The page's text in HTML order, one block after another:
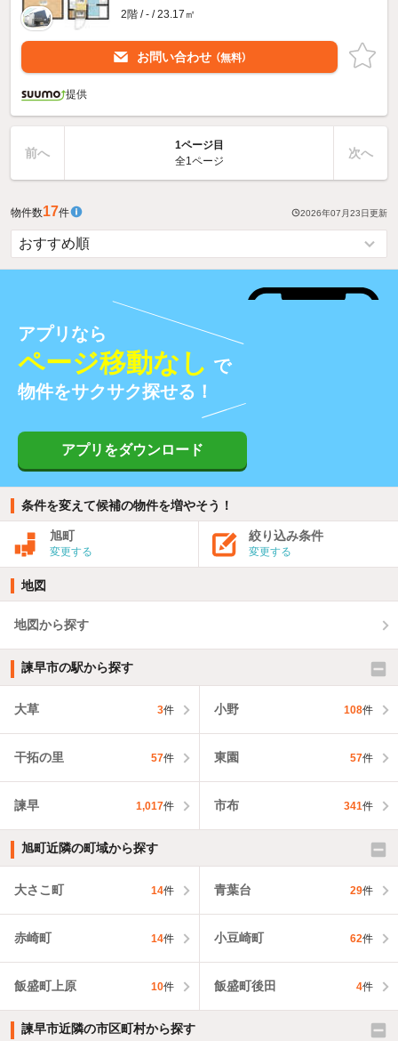
2階 / - / 23.17㎡
お問い合わせ （無料）
提供
前へ
1ページ目
全1ページ
次へ
物件数17件 2026年07月23日更新
アプリなら
ページ移動なし で
物件をサクサク探せる！
アプリをダウンロード
条件を変えて候補の物件を増やそう！
旭町
変更する
絞り込み条件
変更する
地図
地図から探す
諫早市の駅から探す
大草 3件 小野 108件
干拓の里 57件 東園 57件
諫早 1,017件 市布 341件
旭町近隣の町域から探す
大さこ町 14件 青葉台 29件
赤崎町 14件 小豆崎町 62件
飯盛町上原 10件 飯盛町後田 4件
諫早市近隣の市区町村から探す